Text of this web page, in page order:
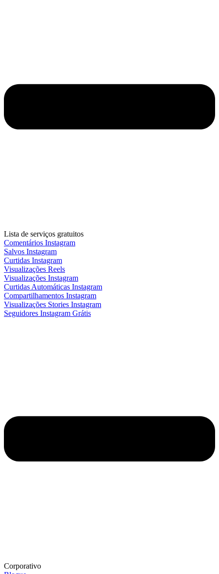
Lista de serviços gratuitos
Comentários Instagram
Salvos Instagram
Curtidas Instagram
Visualizações Reels
Visualizações Instagram
Curtidas Automáticas Instagram
Compartilhamentos Instagram
Visualizações Stories Instagram
Seguidores Instagram Grátis
Corporativo